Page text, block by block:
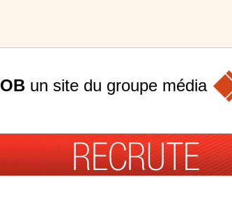
un site du groupe média